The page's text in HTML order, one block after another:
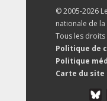
© 2005-2026
nationale de la
Tous les
Politique de
Politique
Carte du site